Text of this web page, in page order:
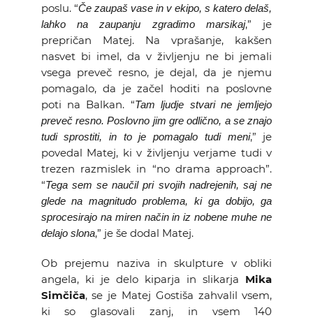
Želimo postati član
poslu. “Če zaupaš vase in v ekipo, s katero delaš,
lahko na zaupanju zgradimo marsikaj,” je
prepričan Matej. Na vprašanje, kakšen
nasvet bi imel, da v življenju ne bi jemali
vsega preveč resno, je dejal, da je njemu
pomagalo, da je začel hoditi na poslovne
poti na Balkan. “Tam ljudje stvari ne jemljejo
preveč resno. Poslovno jim gre odlično, a se znajo
tudi sprostiti, in to je pomagalo tudi meni,” je
povedal Matej, ki v življenju verjame tudi v
trezen razmislek in “no drama approach”.
“Tega sem se naučil pri svojih nadrejenih, saj ne
glede na magnitudo problema, ki ga dobijo, ga
sprocesirajo na miren način in iz nobene muhe ne
delajo slona,” je še dodal Matej.
Ob prejemu naziva in skulpture v obliki
angela, ki je delo kiparja in slikarja Mika
Simčiča, se je Matej Gostiša zahvalil vsem,
ki so glasovali zanj, in vsem 140